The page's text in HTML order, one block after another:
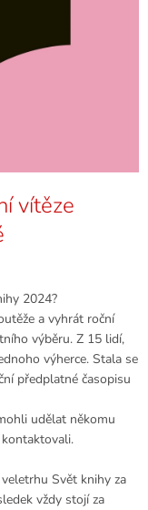
vítěze
2024?
a vyhrát roční
výběru. Z 15 lidí,
výherce. Stala se
předplatné časopisu
udělat někomu
Svět knihy za
vždy stojí za